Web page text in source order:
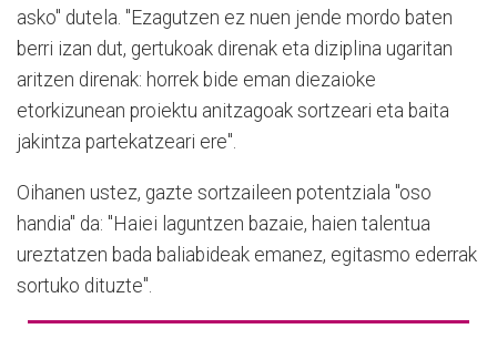
asko" dutela. "Ezagutzen ez nuen jende mordo baten
berri izan dut, gertukoak direnak eta diziplina ugaritan
aritzen direnak: horrek bide eman diezaioke
etorkizunean proiektu anitzagoak sortzeari eta baita
jakintza partekatzeari ere".
Oihanen ustez, gazte sortzaileen potentziala "oso
handia" da: "Haiei laguntzen bazaie, haien talentua
ureztatzen bada baliabideak emanez, egitasmo ederrak
sortuko dituzte".